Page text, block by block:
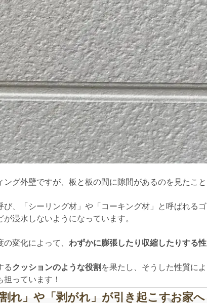
グ外壁ですが、板と板の間に隙間があるのを見たこと
、「シーリング材」や「コーキング材」と呼ばれるゴ
浸水しないようになっています。
変化によって、 わずかに膨張したり収縮したりする性
るクッションのような役割 を果たし、そうした性質によ
っています！
れ」や「剥がれ」が引き起こすお家へ